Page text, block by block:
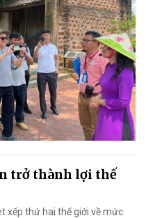
trở thành lợi thế
xếp thứ hai thế giới về mức